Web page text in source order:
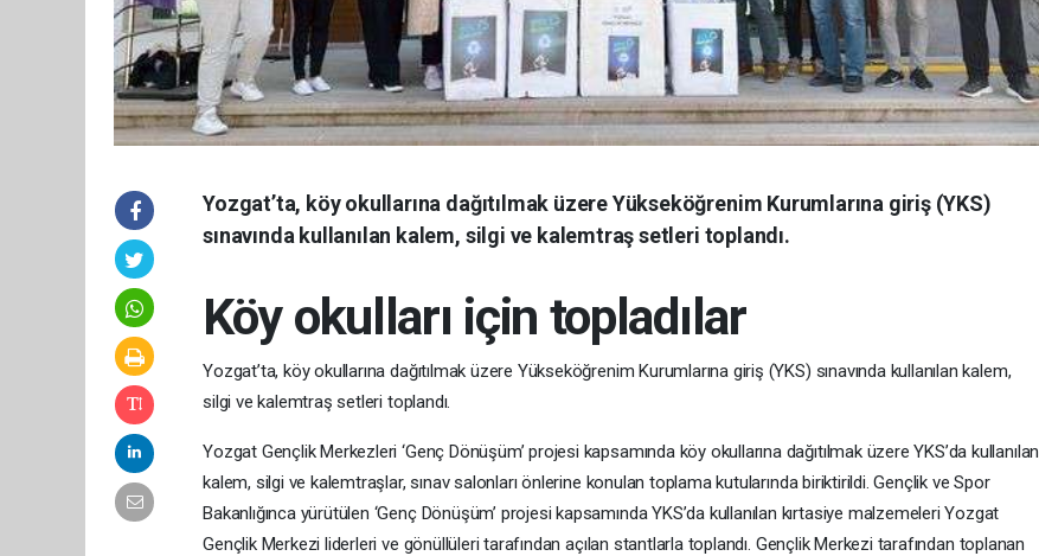
Yozgat’ta, köy okullarına dağıtılmak üzere Yükseköğrenim Kurumlarına giriş (YKS)
sınavında kullanılan kalem, silgi ve kalemtraş setleri toplandı.
Köy okulları için topladılar
Yozgat’ta, köy okullarına dağıtılmak üzere Yükseköğrenim Kurumlarına giriş (YKS) sınavında kullanılan kalem,
silgi ve kalemtraş setleri toplandı.
Yozgat Gençlik Merkezleri ‘Genç Dönüşüm’ projesi kapsamında köy okullarına dağıtılmak üzere YKS’da kullanılan
kalem, silgi ve kalemtraşlar, sınav salonları önlerine konulan toplama kutularında biriktirildi. Gençlik ve Spor
Bakanlığınca yürütülen ‘Genç Dönüşüm’ projesi kapsamında YKS’da kullanılan kırtasiye malzemeleri Yozgat
Gençlik Merkezi liderleri ve gönüllüleri tarafından açılan stantlarla toplandı. Gençlik Merkezi tarafından toplanan